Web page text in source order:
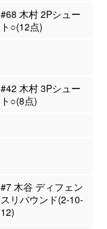
#68 木村 2Pシュー
ト○(12点)
#42 木村 3Pシュー
ト○(8点)
#7 木谷 ディフェン
スリバウンド(2-10-
12)